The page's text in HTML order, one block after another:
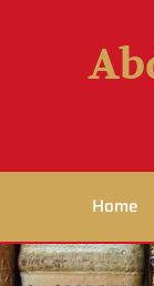
Home